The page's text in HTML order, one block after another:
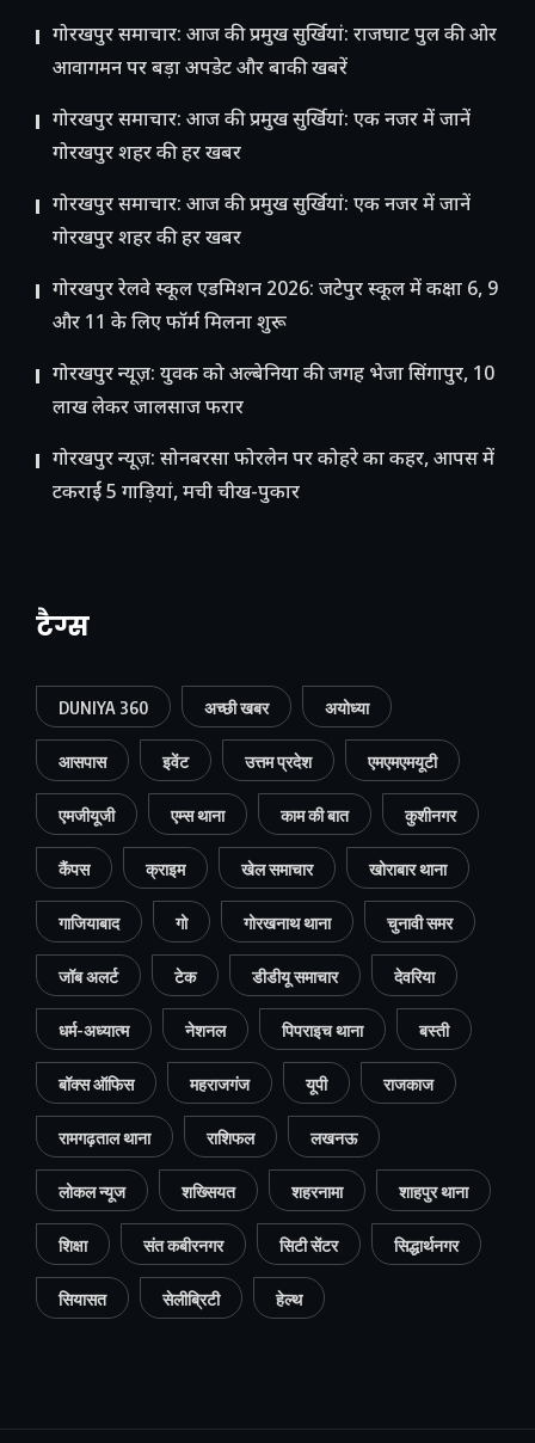
गोरखपुर समाचार: आज की प्रमुख सुर्खियां: राजघाट पुल की ओर
आवागमन पर बड़ा अपडेट और बाकी खबरें
गोरखपुर समाचार: आज की प्रमुख सुर्खियां: एक नजर में जानें
गोरखपुर शहर की हर खबर
गोरखपुर समाचार: आज की प्रमुख सुर्खियां: एक नजर में जानें
गोरखपुर शहर की हर खबर
गोरखपुर रेलवे स्कूल एडमिशन 2026: जटेपुर स्कूल में कक्षा 6, 9
और 11 के लिए फॉर्म मिलना शुरू
गोरखपुर न्यूज़: युवक को अल्बेनिया की जगह भेजा सिंगापुर, 10
लाख लेकर जालसाज फरार
गोरखपुर न्यूज़: सोनबरसा फोरलेन पर कोहरे का कहर, आपस में
टकराईं 5 गाड़ियां, मची चीख-पुकार
टैग्स
DUNIYA 360 अच्छी खबर अयोध्या
आसपास इवेंट उत्तम प्रदेश एमएमएमयूटी
एमजीयूजी एम्स थाना काम की बात कुशीनगर
कैंपस क्राइम खेल समाचार खोराबार थाना
गाजियाबाद गो गोरखनाथ थाना चुनावी समर
जॉब अलर्ट टेक डीडीयू समाचार देवरिया
धर्म-अध्यात्म नेशनल पिपराइच थाना बस्ती
बॉक्स ऑफिस महराजगंज यूपी राजकाज
रामगढ़ताल थाना राशिफल लखनऊ
लोकल न्यूज शख्सियत शहरनामा शाहपुर थाना
शिक्षा संत कबीरनगर सिटी सेंटर सिद्धार्थनगर
सियासत सेलीब्रिटी हेल्थ